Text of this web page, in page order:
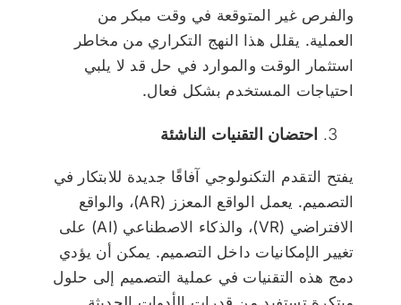
والفرص غير المتوقعة في وقت مبكر من
العملية. يقلل هذا النهج التكراري من مخاطر
استثمار الوقت والموارد في حل قد لا يلبي
احتياجات المستخدم بشكل فعال.
احتضان التقنيات الناشئة
يفتح التقدم التكنولوجي آفاقًا جديدة للابتكار في
التصميم. يعمل الواقع المعزز (AR)، والواقع
الافتراضي (VR)، والذكاء الاصطناعي (AI) على
تغيير الإمكانيات داخل التصميم. يمكن أن يؤدي
دمج هذه التقنيات في عملية التصميم إلى حلول